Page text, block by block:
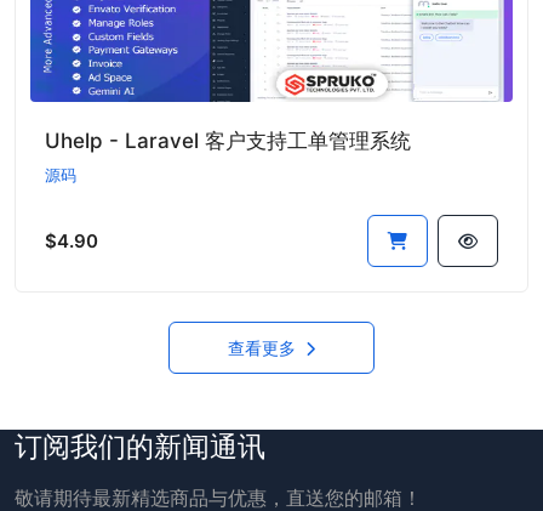
Uhelp - Laravel 客户支持工单管理系统
源码
$4.90
查看更多
订阅我们的新闻通讯
敬请期待最新精选商品与优惠，直送您的邮箱！